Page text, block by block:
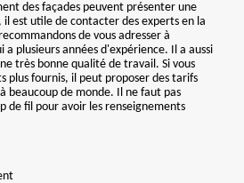
des façades peuvent présenter une
est utile de contacter des experts en la
de vous adresser à
a plusieurs années d'expérience. Il a aussi
très bonne qualité de travail. Si vous
plus fournis, il peut proposer des tarifs
beaucoup de monde. Il ne faut pas
de fil pour avoir les renseignements